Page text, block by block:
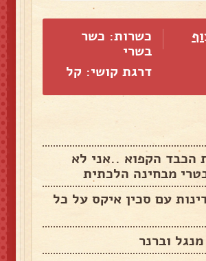
כשרות: כשר
בשרי
דרגת קושי: קל
הכבד הקפוא ..אני לא
מבחינה הלכתית
עם סכין איקס על כל
וברנר